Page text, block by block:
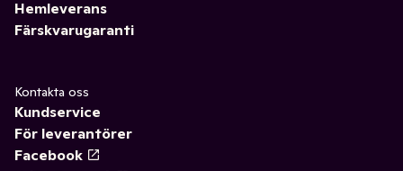
Hemleverans
Färskvarugaranti
Kontakta oss
Kundservice
För leverantörer
Facebook